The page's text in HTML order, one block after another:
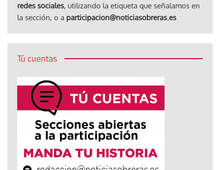
redes sociales, utilizando la etiqueta que señalamos en
la sección, o a participacion@noticiasobreras.es
Tú cuentas